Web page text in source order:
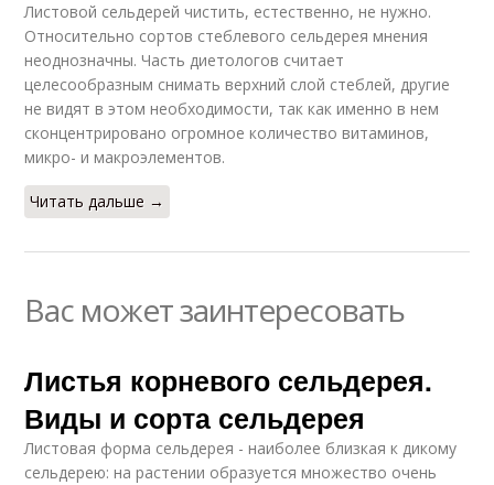
Листовой сельдерей чистить, естественно, не нужно.
Относительно сортов стеблевого сельдерея мнения
неоднозначны. Часть диетологов считает
целесообразным снимать верхний слой стеблей, другие
не видят в этом необходимости, так как именно в нем
сконцентрировано огромное количество витаминов,
микро- и макроэлементов.
Читать дальше →
Вас может заинтересовать
Листья корневого сельдерея.
Виды и сорта сельдерея
Листовая форма сельдерея - наиболее близкая к дикому
сельдерею: на растении образуется множество очень